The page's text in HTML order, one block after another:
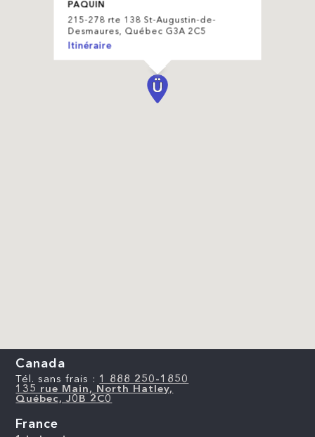
PAQUIN
215-278 rte 138 St-Augustin-de-
Desmaures, Québec G3A 2C5
Itinéraire
Canada
Tél. sans frais : 1 888 250-1850
135 rue Main, North Hatley,
Québec, J0B 2C0
France